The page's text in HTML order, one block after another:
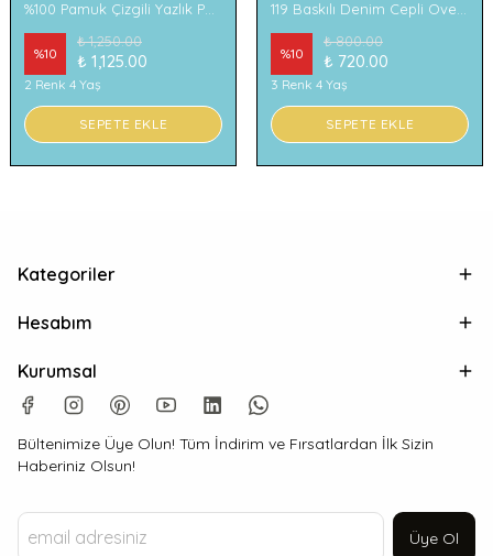
%10
₺ 1,250.00
₺ 1,125.00
2 Renk 4 Yaş
SEPETE EKLE
%10
₺ 800.00
₺ 720.00
3 Renk 4 Yaş
SEPETE EKLE
Kategoriler
Hesabım
Kurumsal
Bültenimize Üye Olun! Tüm İndirim ve Fırsatlardan İlk Sizin
Haberiniz Olsun!
Üye Ol